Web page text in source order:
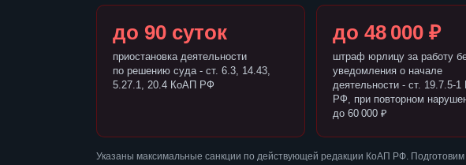
до 90 суток
приостановка деятельности
по решению суда - ст. 6.3, 14.43,
5.27.1, 20.4 КоАП РФ
до 48 000 ₽
штраф юрлицу за работу
уведомления о начале
деятельности - ст. 19.7.5-1
РФ, при повторном
до 60 000 ₽
Указаны максимальные санкции по действующей редакции КоАП РФ.